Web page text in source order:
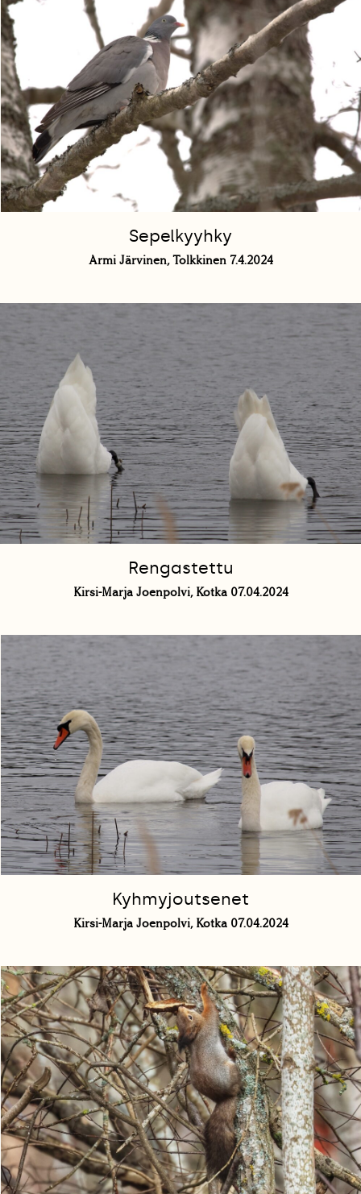
Sepelkyyhky
Armi Järvinen, Tolkkinen 7.4.2024
Rengastettu
Kirsi-Marja Joenpolvi, Kotka 07.04.2024
Kyhmyjoutsenet
Kirsi-Marja Joenpolvi, Kotka 07.04.2024